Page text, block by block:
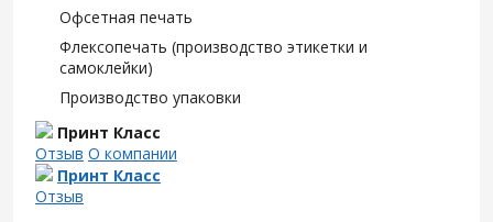
Офсетная печать
Флексопечать (производство этикетки и
самоклейки)
Производство упаковки
Принт Класс
Отзыв О компании
Принт Класс
Отзыв